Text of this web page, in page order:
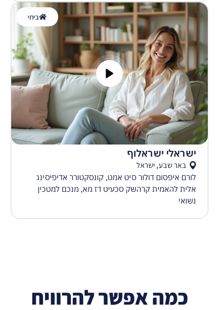
ביתי
ישראלי ישראלוף
באר שבע, ישראל
לורם איפסום דולור סיט אמט, קונסקטורר אדיפיסינג
אלית להאמית קרהשק סכעיט דז מא, מנכם למטכין
נשואי
כמה אפשר להרוויח